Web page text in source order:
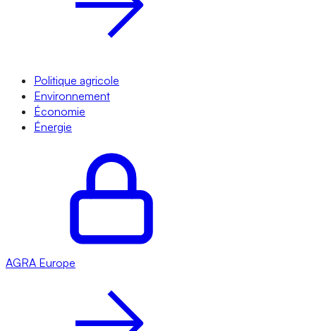
Politique agricole
Environnement
Économie
Énergie
AGRA Europe